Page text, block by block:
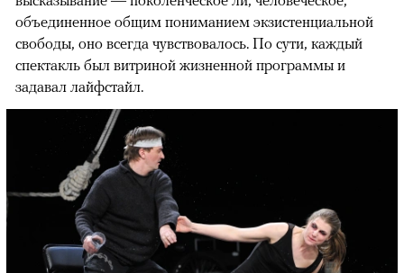
объединенное общим пониманием экзистенциальной
свободы, оно всегда чувствовалось. По сути, каждый
спектакль был витриной жизненной программы и
задавал лайфстайл.